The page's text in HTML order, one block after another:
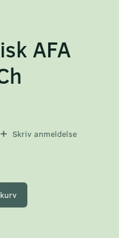
AFA
Skriv anmeldelse